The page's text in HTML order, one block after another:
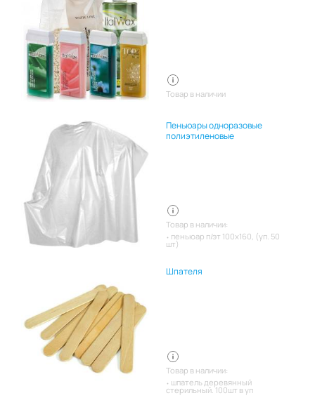
Товар в наличии
Пеньюары одноразовые
полиэтиленовые
Товар в наличии:
пеньюар п/эт 100х160, (уп. 50
шт)
Шпателя
Товар в наличии:
шпатель деревянный
стерильный. 100шт в уп